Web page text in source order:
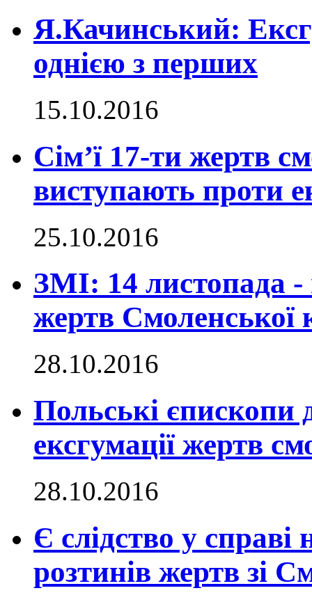
Я.Качинський:
однією з перших
15.10.2016
Сім’ї 17-ти жертв
виступають проти
25.10.2016
ЗМІ: 14 листопада -
жертв Смоленської
28.10.2016
Польські єпископи
ексгумації жертв
28.10.2016
Є слідство у
розтинів жертв зі